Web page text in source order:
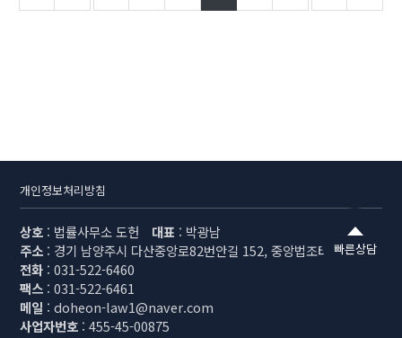
빠른상담
개인정보처리방침
상호 : 법률사무소 도헌 대표 : 박광남
주소 : 경기 남양주시 다산중앙로82번안길 152, 중앙법조타워 501호
전화 : 031-522-6460
팩스 : 031-522-6461
메일 : doheon-law1@naver.com
사업자번호 : 455-45-00875